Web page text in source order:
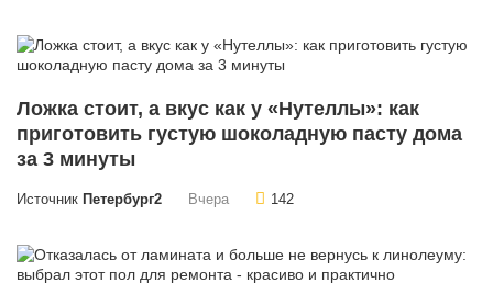
Ложка стоит, а вкус как у «Нутеллы»: как
приготовить густую шоколадную пасту дома
за 3 минуты
Источник Петербург2 Вчера 142